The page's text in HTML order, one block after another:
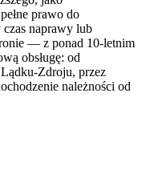
prawo do
czas naprawy lub
— z ponad 10-letnim
obsługę: od
Zdroju, przez
należności od